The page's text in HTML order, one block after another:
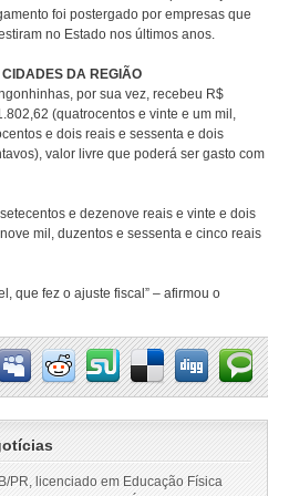
foi postergado por empresas que
no Estado nos últimos anos.
DA REGIÃO
por sua vez, recebeu R$
(quatrocentos e vinte e um mil,
e dois reais e sessenta e dois
valor livre que poderá ser gasto com
e dezenove reais e vinte e dois
mil, duzentos e sessenta e cinco reais
que fez o ajuste fiscal” – afirmou o
PR, licenciado em Educação Física